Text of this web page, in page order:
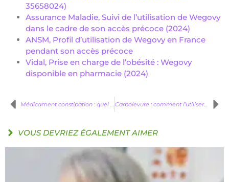
35658024)
Assurance Maladie, Suivi de l’utilisation de Wegovy
dans le cadre de son accès précoce (2024)
ANSM, Profil d’utilisation de Wegovy en France
pendant son accès précoce
Vidal, Prise en charge de l’obésité : Wegovy
disponible en pharmacie (2024)
Médicament constipation : quel laxatif choisir selon votre situation ? Carbolevure : comment l’utiliser contre les ballonnements et la diarrhée
VOUS DEVRIEZ ÉGALEMENT AIMER